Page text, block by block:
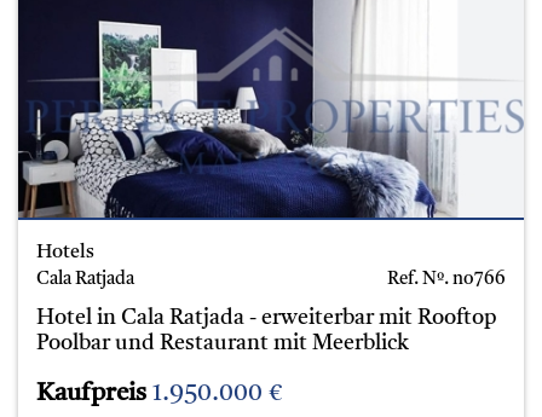
Hotels
Cala Ratjada Ref. Nº. no766
Hotel in Cala Ratjada - erweiterbar mit Rooftop
Poolbar und Restaurant mit Meerblick
Kaufpreis 1.950.000 €